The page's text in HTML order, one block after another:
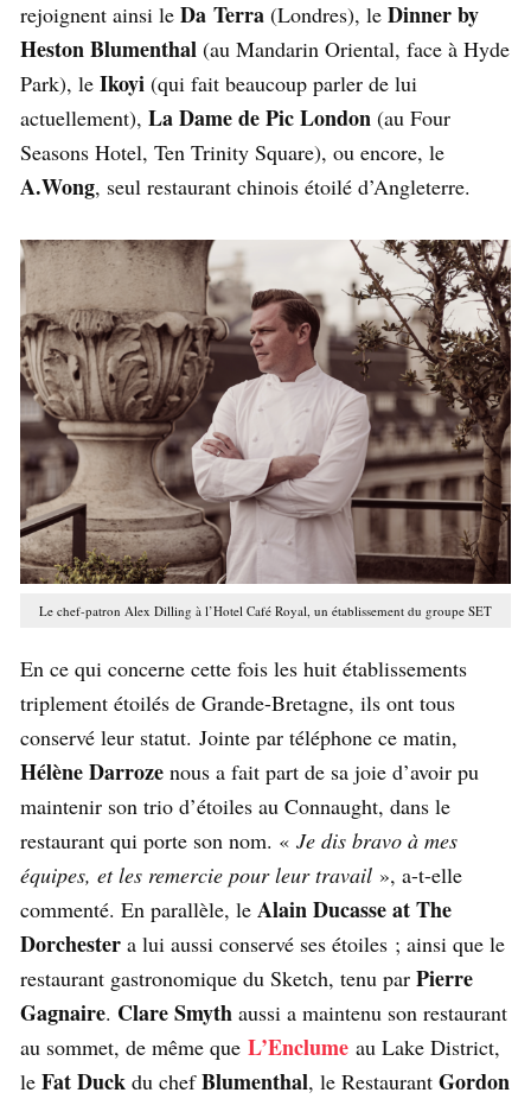
rejoignent ainsi le Da Terra (Londres), le Dinner by
Heston Blumenthal (au Mandarin Oriental, face à Hyde
Park), le Ikoyi (qui fait beaucoup parler de lui
actuellement), La Dame de Pic London (au Four
Seasons Hotel, Ten Trinity Square), ou encore, le
A.Wong, seul restaurant chinois étoilé d’Angleterre.
Le chef-patron Alex Dilling à l’Hotel Café Royal, un établissement du groupe SET
En ce qui concerne cette fois les huit établissements
triplement étoilés de Grande-Bretagne, ils ont tous
conservé leur statut. Jointe par téléphone ce matin,
Hélène Darroze nous a fait part de sa joie d’avoir pu
maintenir son trio d’étoiles au Connaught, dans le
restaurant qui porte son nom. « Je dis bravo à mes
équipes, et les remercie pour leur travail », a-t-elle
commenté. En parallèle, le Alain Ducasse at The
Dorchester a lui aussi conservé ses étoiles ; ainsi que le
restaurant gastronomique du Sketch, tenu par Pierre
Gagnaire. Clare Smyth aussi a maintenu son restaurant
au sommet, de même que L’Enclume au Lake District,
le Fat Duck du chefBlumenthal, le Restaurant Gordon